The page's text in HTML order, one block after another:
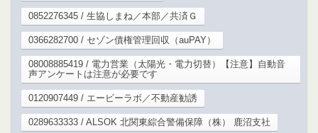
0852276345 / 生協しまね／本部／共済Ｇ
0366282700 / セゾン債権管理回収（auPAY）
08008885419 / 電力営業（太陽光・電力切替）【注意】自動音
声アンケートは注意が必要です
0120907449 / エービーラボ／不動産勧誘
0289633333 / ALSOK 北関東綜合警備保障（株） 鹿沼支社